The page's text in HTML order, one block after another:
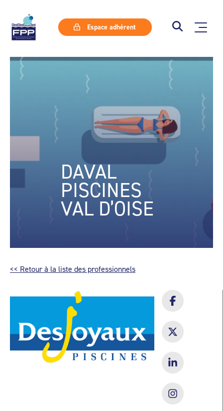
Espace adhérent
DAVAL
PISCINES
VAL D’OISE
<< Retour à la liste des professionnels